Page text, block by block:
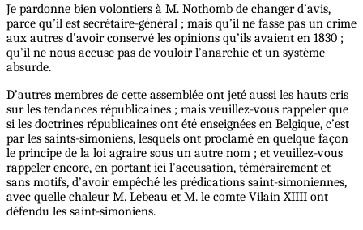
Je pardonne bien volontiers à M. Nothomb de changer d’avis,
parce qu’il est secrétaire-général ; mais qu’il ne fasse pas un crime
aux autres d’avoir conservé les opinions qu’ils avaient en 1830 ;
qu’il ne nous accuse pas de vouloir l’anarchie et un système
absurde.
D’autres membres de cette assemblée ont jeté aussi les hauts cris
sur les tendances républicaines ; mais veuillez-vous rappeler que
si les doctrines républicaines ont été enseignées en Belgique, c’est
par les saints-simoniens, lesquels ont proclamé en quelque façon
le principe de la loi agraire sous un autre nom ; et veuillez-vous
rappeler encore, en portant ici l’accusation, témérairement et
sans motifs, d’avoir empêché les prédications saint-simoniennes,
avec quelle chaleur M. Lebeau et M. le comte Vilain XIIII ont
défendu les saint-simoniens.